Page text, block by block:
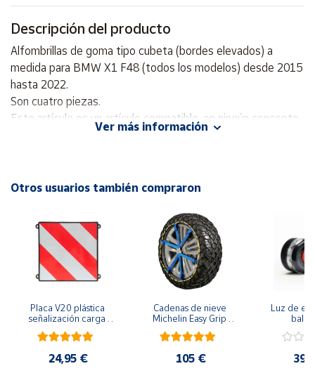
vendedor
Área
Cuenta
Península
Baleares
Canarias,
Melilla
Descripción del producto
Alfombrillas de goma tipo cubeta (bordes elevados) a
medida para BMW X1 F48 (todos los modelos) desde 2015
hasta 2022.
Son cuatro piezas.
Este artículo es un artículo compatible, en ningún concepto
se comercializa bajo la marca BMW
Ver más información
Otros usuarios también compraron
Placa V20 plástica
señalización carga
que sobresale
homologada
24,95 €
Cadenas de nieve
Michelin Easy Grip
Evolution
105 €
Luz de
seguridad
funda